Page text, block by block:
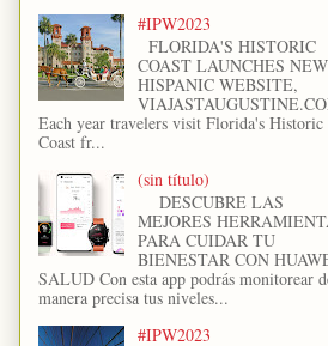
#IPW2023
FLORIDA'S HISTORIC
COAST LAUNCHES NEW
HISPANIC WEBSITE,
Each year travelers visit Florida's Historic
Coast fr...
(sin título)
DESCUBRE LAS
MEJORES
PARA CUIDAR TU
BIENESTAR CON
SALUD Con esta app podrás monitorear
manera precisa tus niveles...
#IPW2023